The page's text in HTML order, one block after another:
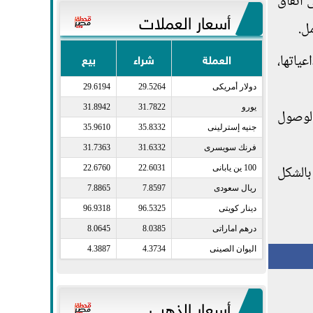
أسعار العملات
العملة شراء بيع
دولار أمريكى​ 29.5264
29.6194
يورو​ 31.7822
31.8942
جنيه إسترلينى​ 35.8332
35.9610
فرنك سويسرى​ 31.6332
31.7363
100 ين يابانى​ 22.6031
22.6760
ريال سعودى​ 7.8597
7.8865
دينار كويتى​ 96.5325
96.9318
درهم اماراتى​ 8.0385
8.0645
اليوان الصينى​ 4.3734
4.3887
أسعار الذهب